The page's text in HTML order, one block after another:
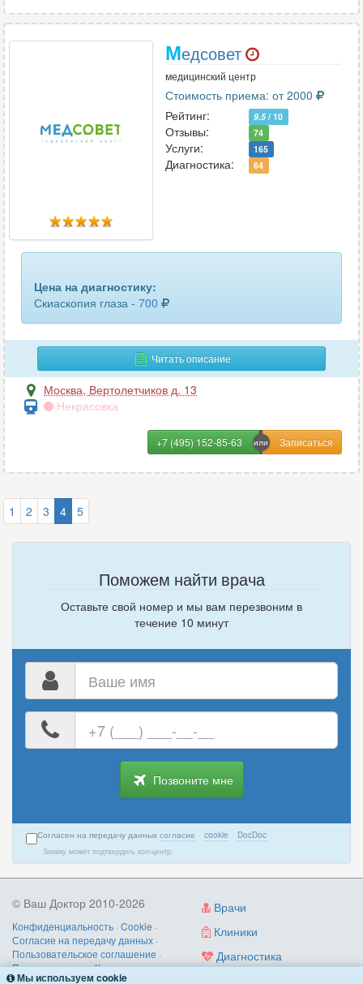
Медсовет
медицинский центр
Стоимость приема: от 2000
Рейтинг:
9.5/ 10
Отзывы: 74
Услуги: 165
Диагностика: 64
Цена на диагностику:
Скиаскопия глаза - 700
Читать описание
Москва, Вертолетчиков д. 13
Некрасовка
+7 (495) 152-85-63
1 2 3 4 5
Поможем найти врача
Оставьте свой номер и мы вам перезвоним в
течение 10 минут
номер
телефона
Позвоните мне
Согласен на передачу данных согласие · cookie · DocDoc
Заявку может подтвердить кол-центр.
Врачи
Клиники
Диагностика
© Ваш Доктор 2010-2026
Конфиденциальность · Cookie ·
Согласие на передачу данных ·
Пользовательское соглашение ·
Правила записи·Контакты
Мы используем cookie